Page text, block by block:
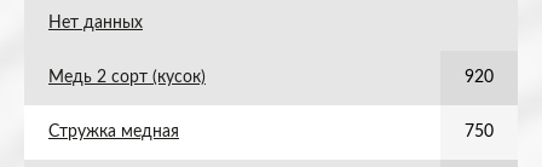
Нет данных
Медь 2 сорт (кусок) 920
Стружка медная 750